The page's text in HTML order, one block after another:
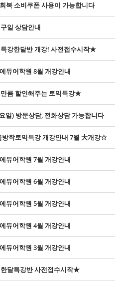
복 소비쿠폰 사용이 가능합니다
일 상담안내
강한달반 개강! 사전접수시작★
듀어학원 8월 개강안내
큼 할인해주는 토익특강★
일) 방문상담, 전화상담 가능합니다
학토익특강 개강안내 7월 大개강☆
듀어학원 7월 개강안내
듀어학원 6월 개강안내
듀어학원 5월 개강안내
듀어학원 4월 개강안내
듀어학원 3월 개강안내
달특강반 사전접수시작★